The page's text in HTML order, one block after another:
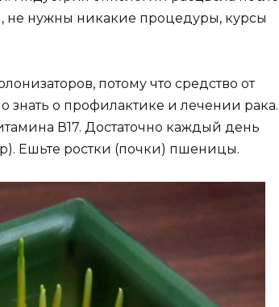
не нужны никакие процедуры, курсы
потому что средство от
о профилактике и лечении рака.
В17. Достаточно каждый день
Ешьте ростки (почки) пшеницы.